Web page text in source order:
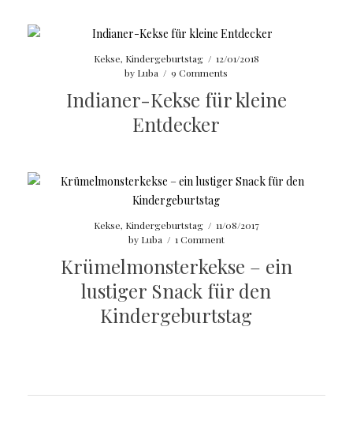
Kekse, Kindergeburtstag / 12/01/2018
by Luba / 9 Comments
Indianer-Kekse für kleine
Entdecker
Kekse, Kindergeburtstag / 11/08/2017
by Luba / 1 Comment
Krümelmonsterkekse – ein
lustiger Snack für den
Kindergeburtstag